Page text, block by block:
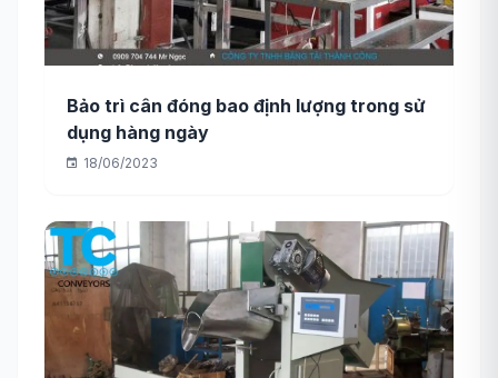
Bảo trì cân đóng bao định lượng trong sử
dụng hàng ngày
18/06/2023